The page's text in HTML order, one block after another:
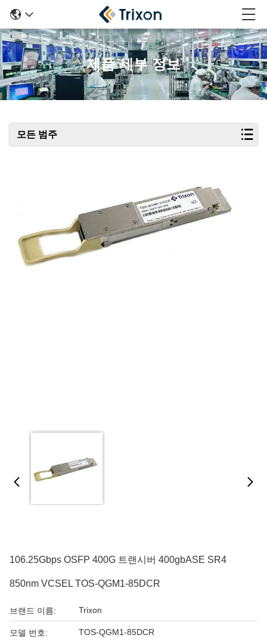
제품 세부 정보
모든 범주
106.25Gbps OSFP 400G 트랜시버 400gbASE SR4
850nm VCSEL TOS-QGM1-85DCR
브랜드 이름: Trixon
모델 번호: TOS-QGM1-85DCR